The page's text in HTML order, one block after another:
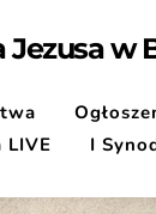
Jezusa w
LIVE I